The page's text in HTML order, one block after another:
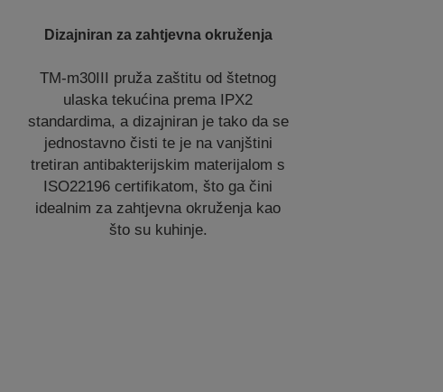
Dizajniran za zahtjevna okruženja
TM-m30III pruža zaštitu od štetnog
ulaska tekućina prema IPX2
standardima, a dizajniran je tako da se
jednostavno čisti te je na vanjštini
tretiran antibakterijskim materijalom s
ISO22196 certifikatom, što ga čini
idealnim za zahtjevna okruženja kao
što su kuhinje.